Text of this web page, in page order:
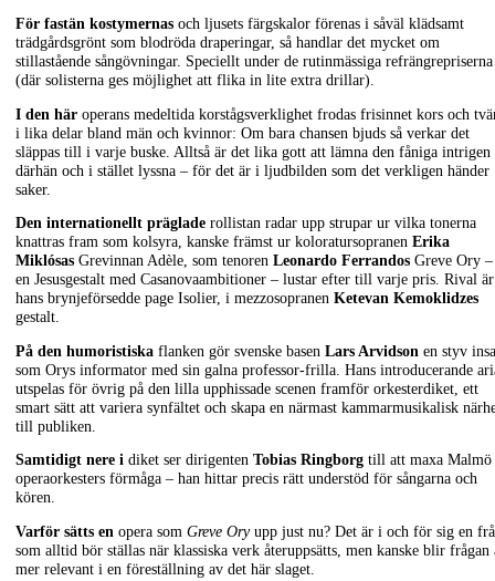
För fastän kostymernas och ljusets färgskalor förenas i såväl klädsamt
trädgårdsgrönt som blodröda draperingar, så handlar det mycket om
stillastående sångövningar. Speciellt under de rutinmässiga refrängrepriserna
(där solisterna ges möjlighet att flika in lite extra drillar).
I den här operans medeltida korstågsverklighet frodas frisinnet kors och
i lika delar bland män och kvinnor: Om bara chansen bjuds så verkar det
släppas till i varje buske. Alltså är det lika gott att lämna den fåniga intrigen
därhän och i stället lyssna – för det är i ljudbilden som det verkligen händer
saker.
Den internationellt präglade rollistan radar upp strupar ur vilka tonerna
knattras fram som kolsyra, kanske främst ur koloratursopranen Erika
Miklósas Grevinnan Adèle, som tenoren Leonardo Ferrandos Greve Ory –
en Jesusgestalt med Casanovaambitioner – lustar efter till varje pris. Rival är
hans brynjeförsedde page Isolier, i mezzosopranen Ketevan Kemoklidzes
gestalt.
På den humoristiska flanken gör svenske basen Lars Arvidson en styv
som Orys informator med sin galna professor-frilla. Hans introducerande
utspelas för övrig på den lilla upphissade scenen framför orkesterdiket, ett
smart sätt att variera synfältet och skapa en närmast kammarmusikalisk
till publiken.
Samtidigt nere i diket ser dirigenten Tobias Ringborg till att maxa Malmö
operaorkesters förmåga – han hittar precis rätt understöd för sångarna och
kören.
Varför sätts en opera som Greve Oryupp just nu? Det är i och för sig en
som alltid bör ställas när klassiska verk återuppsätts, men kanske blir frågan
mer relevant i en föreställning av det här slaget.